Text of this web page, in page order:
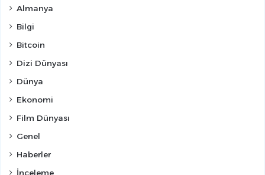
Almanya
Bilgi
Bitcoin
Dizi Dünyası
Dünya
Ekonomi
Film Dünyası
Genel
Haberler
İnceleme